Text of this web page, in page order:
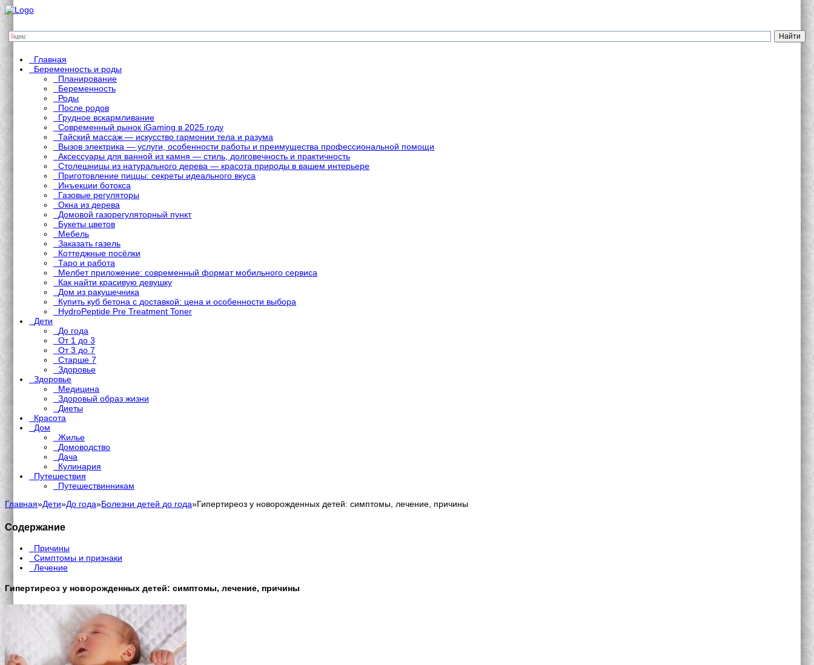
Главная
Беременность и роды
Планирование
Беременность
Роды
После родов
Грудное вскармливание
Современный рынок iGaming в 2025 году
Тайский массаж — искусство гармонии тела и разума
Вызов электрика — услуги, особенности работы и преимущества профессиональной помощи
Аксессуары для ванной из камня — стиль, долговечность и практичность
Столешницы из натурального дерева — красота природы в вашем интерьере
Приготовление пиццы: секреты идеального вкуса
Инъекции ботокса
Газовые регуляторы
Окна из дерева
Домовой газорегуляторный пункт
Букеты цветов
Мебель
Заказать газель
Коттеджные посёлки
Таро и работа
Мелбет приложение: современный формат мобильного сервиса
Как найти красивую девушку
Дом из ракушечника
Купить куб бетона с доставкой: цена и особенности выбора
HydroPeptide Pre Treatment Toner
Дети
До года
От 1 до 3
От 3 до 7
Старше 7
Здоровье
Здоровье
Медицина
Здоровый образ жизни
Диеты
Красота
Дом
Жилье
Домоводство
Дача
Кулинария
Путешествия
Путешествинникам
Главная»Дети»До года»Болезни детей до года»Гипертиреоз у новорожденных детей: симптомы, лечение, причины
Содержание
Причины
Симптомы и признаки
Лечение
Гипертиреоз у новорожденных детей: симптомы, лечение, причины